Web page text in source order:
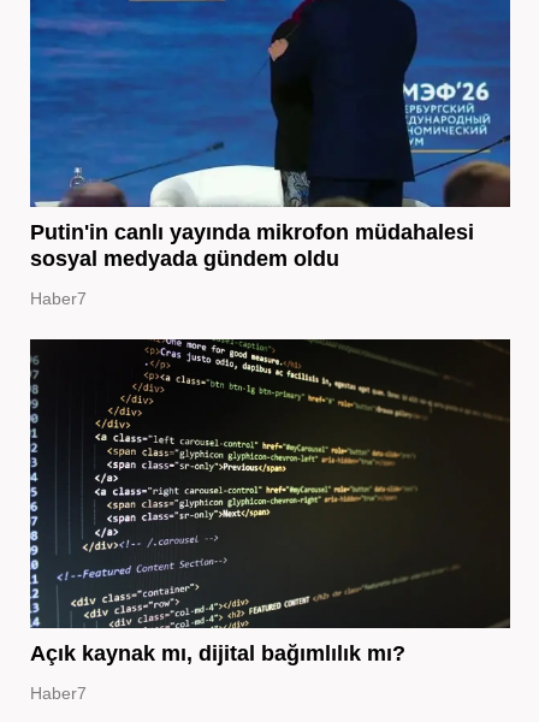
Putin'in canlı yayında mikrofon müdahalesi
sosyal medyada gündem oldu
Haber7
Açık kaynak mı, dijital bağımlılık mı?
Haber7